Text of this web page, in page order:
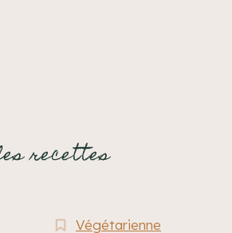
recettes
Végétarienne